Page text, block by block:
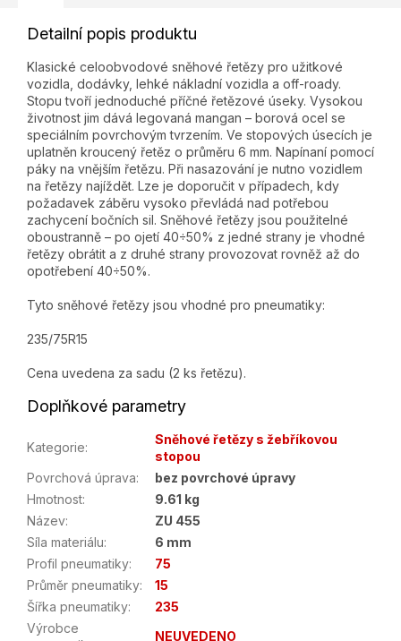
Detailní popis produktu
Klasické celoobvodové sněhové řetězy pro užitkové
vozidla, dodávky, lehké nákladní vozidla a off-roady.
Stopu tvoří jednoduché příčné řetězové úseky. Vysokou
životnost jim dává legovaná mangan – borová ocel se
speciálním povrchovým tvrzením. Ve stopových úsecích je
uplatněn kroucený řetěz o průměru 6 mm. Napínaní pomocí
páky na vnějším řetězu. Při nasazování je nutno vozidlem
na řetězy najíždět. Lze je doporučit v případech, kdy
požadavek záběru vysoko převládá nad potřebou
zachycení bočních sil. Sněhové řetězy jsou použitelné
oboustranně – po ojetí 40÷50% z jedné strany je vhodné
řetězy obrátit a z druhé strany provozovat rovněž až do
opotřebení 40÷50%.
Tyto sněhové řetězy jsou vhodné pro pneumatiky:
235/75R15
Cena uvedena za sadu (2 ks řetězu).
Doplňkové parametry
Kategorie:
Sněhové řetězy s žebříkovou
stopou
Povrchová úprava:
bez povrchové úpravy
Hmotnost:
9.61 kg
Název:
ZU 455
Síla materiálu:
6 mm
Profil pneumatiky:
75
Průměr pneumatiky:
15
Šířka pneumatiky:
235
Výrobce
NEUVEDENO